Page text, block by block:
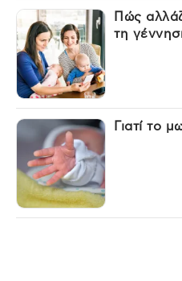
Πώς
τη
Γιατί το